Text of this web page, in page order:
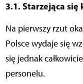
3.1. Starzejąca
Na pierwszy rzut
Polsce wydaje się
się jednak
personelu.